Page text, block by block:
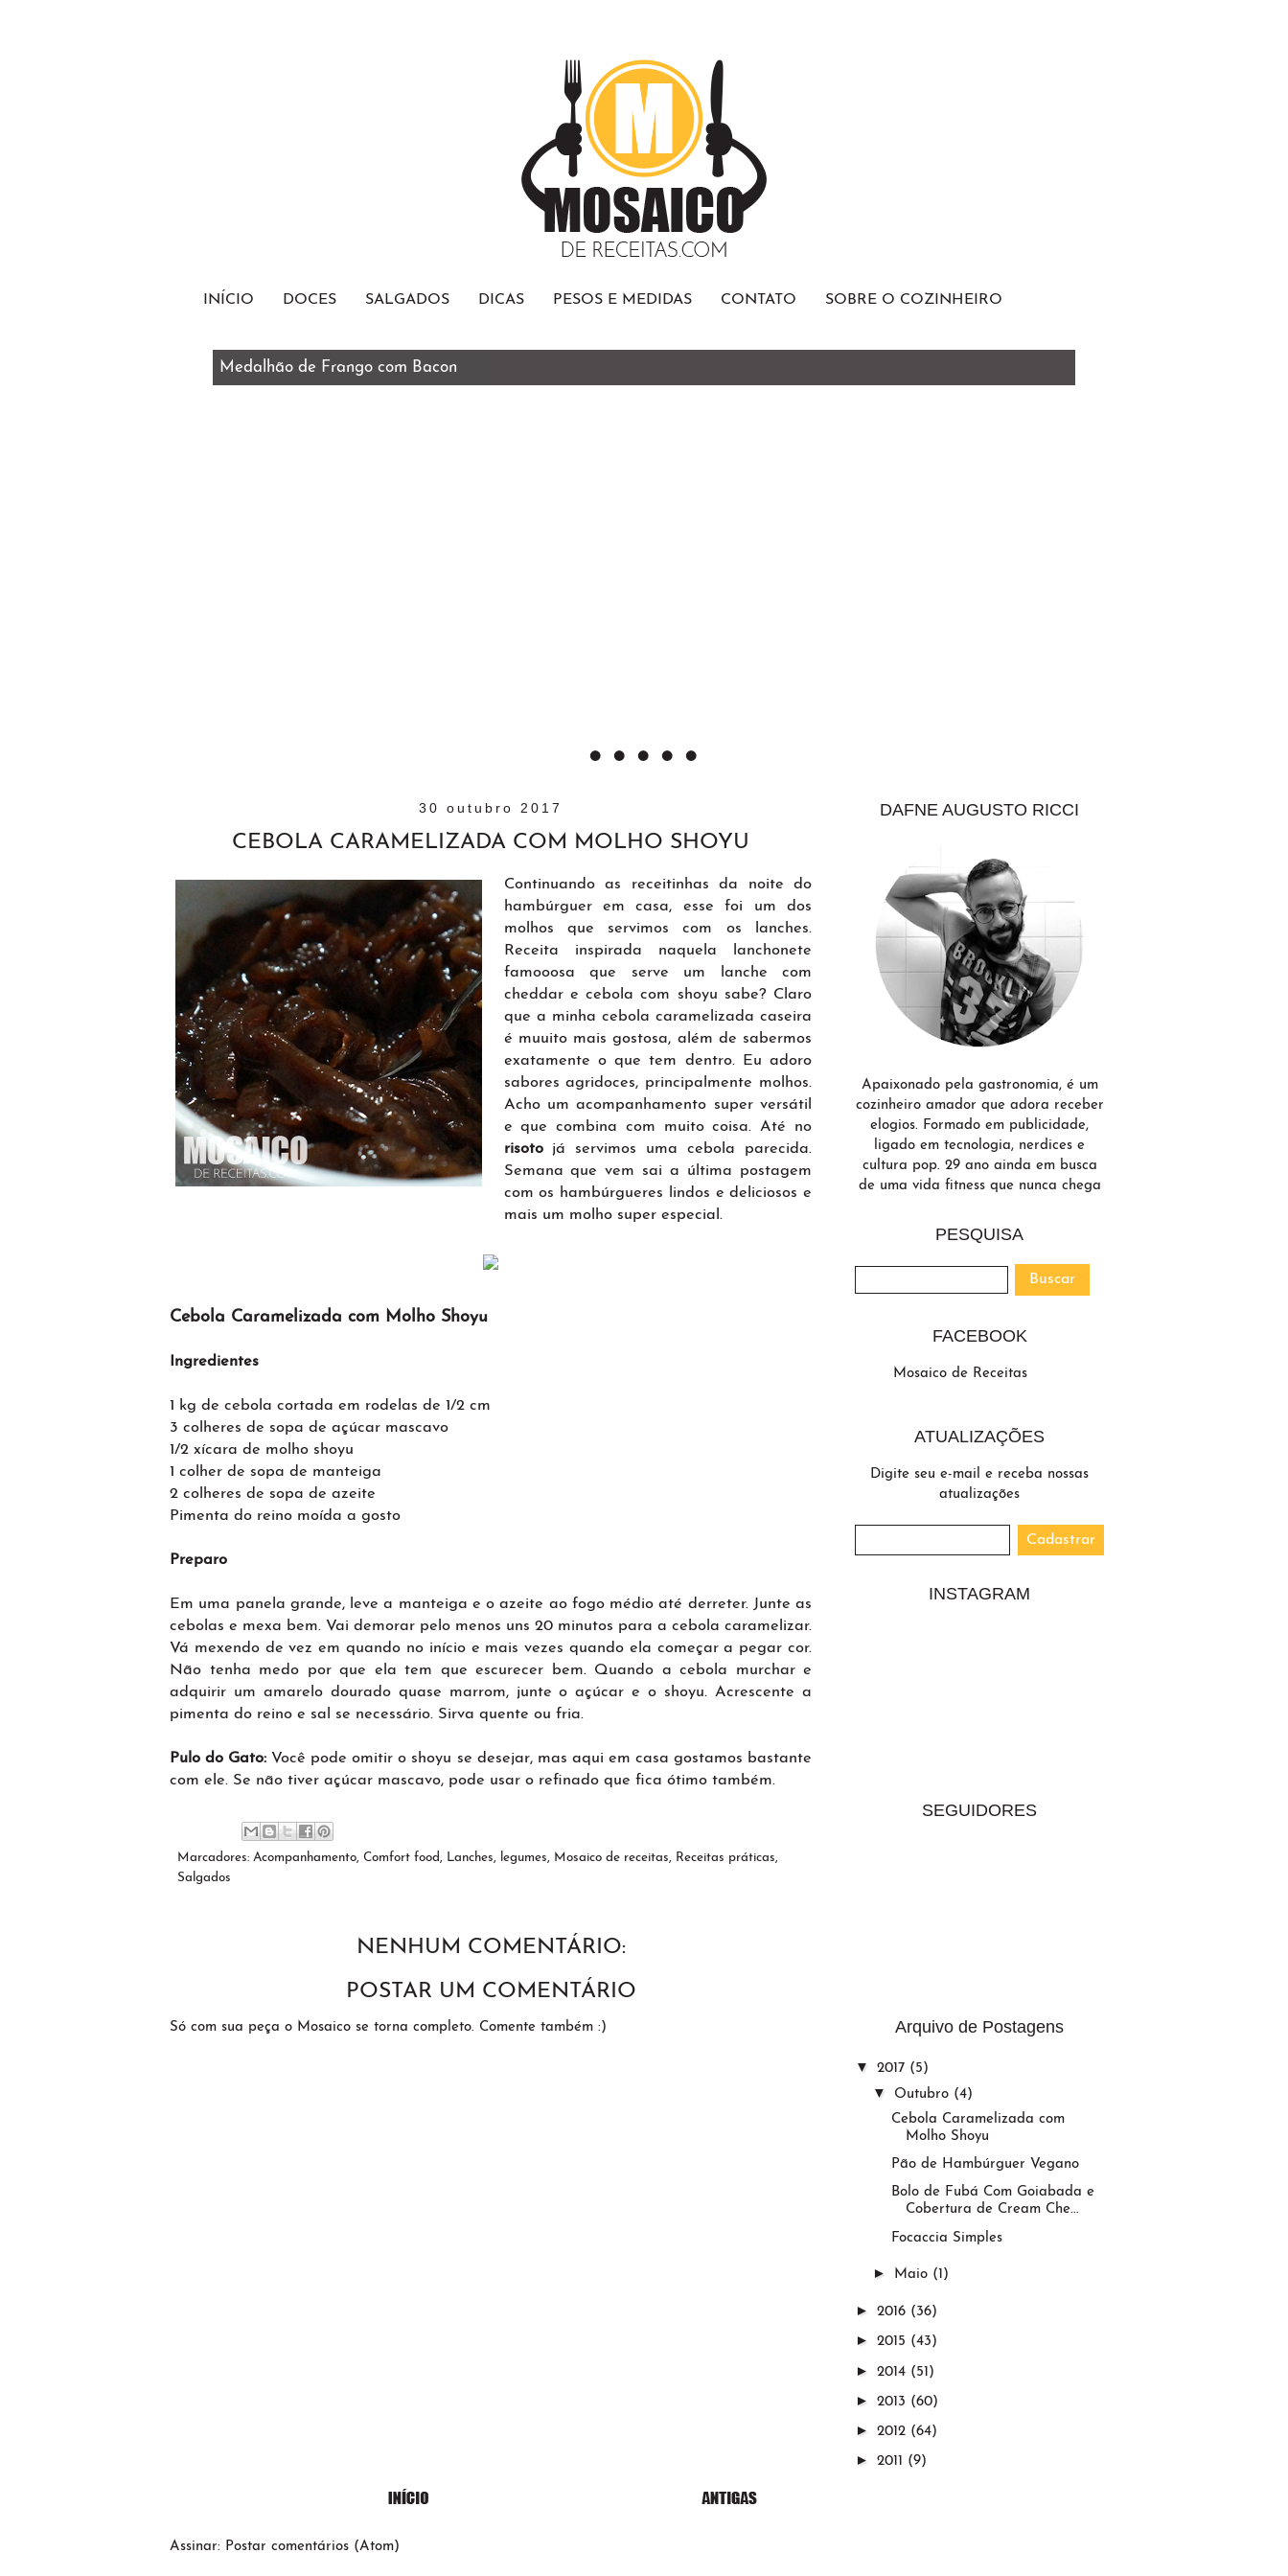
INÍCIO DOCES SALGADOS DICAS PESOS E MEDIDAS CONTATO SOBRE O COZINHEIRO
Medalhão de Frango com Bacon
30 outubro 2017
CEBOLA CARAMELIZADA COM MOLHO SHOYU
Continuando as receitinhas da noite do
hambúrguer em casa, esse foi um dos
molhos que servimos com os lanches.
Receita inspirada naquela lanchonete
famooosa que serve um lanche com
cheddar e cebola com shoyu sabe? Claro
que a minha cebola caramelizada caseira
é muuito mais gostosa, além de sabermos
exatamente o que tem dentro. Eu adoro
sabores agridoces, principalmente molhos.
Acho um acompanhamento super versátil
e que combina com muito coisa. Até no
risotojá servimos uma cebola parecida.
Semana que vem sai a última postagem
com os hambúrgueres lindos e deliciosos e
mais um molho super especial.
Cebola Caramelizada com Molho Shoyu
Ingredientes
1 kg de cebola cortada em rodelas de 1/2 cm
3 colheres de sopa de açúcar mascavo
1/2 xícara de molho shoyu
1 colher de sopa de manteiga
2 colheres de sopa de azeite
Pimenta do reino moída a gosto
Preparo
Em uma panela grande, leve a manteiga e o azeite ao fogo médio até derreter. Junte as
cebolas e mexa bem. Vai demorar pelo menos uns 20 minutos para a cebola caramelizar.
Vá mexendo de vez em quando no início e mais vezes quando ela começar a pegar cor.
Não tenha medo por que ela tem que escurecer bem. Quando a cebola murchar e
adquirir um amarelo dourado quase marrom, junte o açúcar e o shoyu. Acrescente a
pimenta do reino e sal se necessário. Sirva quente ou fria.
Pulo do Gato:Você pode omitir o shoyu se desejar, mas aqui em casa gostamos bastante
com ele. Se não tiver açúcar mascavo, pode usar o refinado que fica ótimo também.
Marcadores: Acompanhamento, Comfort food , Lanches, legumes, Mosaico de receitas, Receitas práticas,
Salgados
NENHUM COMENTÁRIO:
POSTAR UM COMENTÁRIO
Só com sua peça o Mosaico se torna completo. Comente também :)
Assinar: Postar comentários (Atom)
DAFNE AUGUSTO RICCI
Apaixonado pela gastronomia, é um
cozinheiro amador que adora receber
elogios. Formado em publicidade,
ligado em tecnologia, nerdices e
cultura pop. 29 ano ainda em busca
de uma vida fitness que nunca chega
PESQUISA
FACEBOOK
Mosaico de Receitas
ATUALIZAÇÕES
Digite seu e-mail e receba nossas
atualizações
INSTAGRAM
SEGUIDORES
Arquivo de Postagens
▼ 2017 (5)
▼ Outubro (4)
Cebola Caramelizada com
Molho Shoyu
Pão de Hambúrguer Vegano
Bolo de Fubá Com Goiabada e
Cobertura de Cream Che...
Focaccia Simples
► Maio (1)
► 2016 (36)
► 2015 (43)
► 2014 (51)
► 2013 (60)
► 2012 (64)
► 2011 (9)